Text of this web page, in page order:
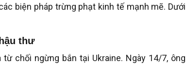
biện pháp trừng phạt kinh tế mạnh mẽ. Dưới
thư
chối ngừng bắn tại Ukraine. Ngày 14/7, ông